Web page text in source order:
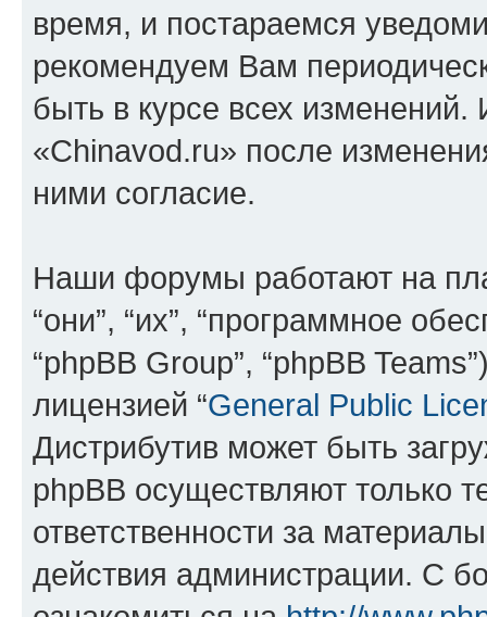
время, и постараемся
рекомендуем Вам
быть в курсе всех
«Chinavod.ru» после
ними согласие.
Наши форумы работают на
“они”, “их”, “программное
“phpBB Group”, “phpBB
лицензией “General Public
Дистрибутив может быть
phpBB осуществляют только
ответственности за
действия администрации. С